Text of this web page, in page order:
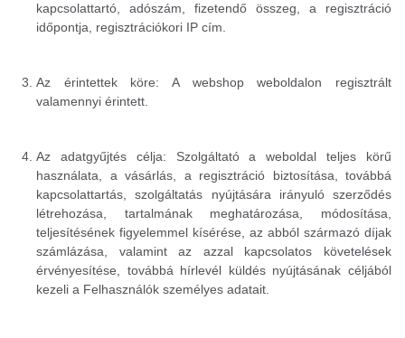
kapcsolattartó, adószám, fizetendő összeg, a regisztráció
időpontja, regisztrációkori IP cím.
Az érintettek köre: A webshop weboldalon regisztrált
valamennyi érintett.
Az adatgyűjtés célja: Szolgáltató a weboldal teljes körű
használata, a vásárlás, a regisztráció biztosítása, továbbá
kapcsolattartás, szolgáltatás nyújtására irányuló szerződés
létrehozása, tartalmának meghatározása, módosítása,
teljesítésének figyelemmel kísérése, az abból származó díjak
számlázása, valamint az azzal kapcsolatos követelések
érvényesítése, továbbá hírlevél küldés nyújtásának céljából
kezeli a Felhasználók személyes adatait.